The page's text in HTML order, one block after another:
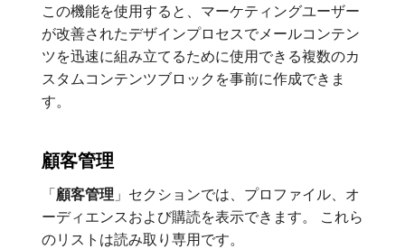
この機能を使用すると、マーケティングユーザー
が改善されたデザインプロセスでメールコンテン
ツを迅速に組み立てるために使用できる複数のカ
スタムコンテンツブロックを事前に作成できま
す。
顧客管理
「顧客管理 」セクションでは、プロファイル、オ
ーディエンスおよび購読を表示できます。 これら
のリストは読み取り専用です。